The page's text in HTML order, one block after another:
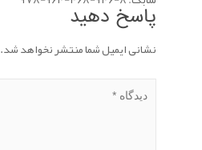
پاسخ دهید
نشانی ایمیل شما منتشر نخواهد شد.